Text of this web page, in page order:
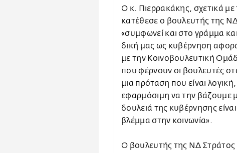
Ο κ. Πιερρακάκης, σχετικά
κατέθεσε ο βουλευτής της
«συμφωνεί και στο γράμμα
δική μας ως κυβέρνηση
με την Κοινοβουλευτική
που φέρνουν οι βουλευτές
μια πρόταση που είναι
εφαρμόσιμη να την βάζουμε
δουλειά της κυβέρνησης
βλέμμα στην κοινωνία».
Ο βουλευτής της ΝΔ Στράτος